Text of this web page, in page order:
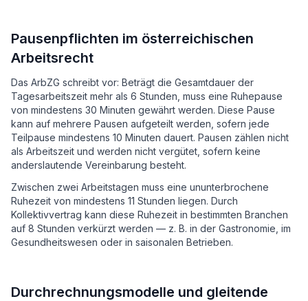
Pausenpflichten im österreichischen
Arbeitsrecht
Das ArbZG schreibt vor: Beträgt die Gesamtdauer der
Tagesarbeitszeit mehr als 6 Stunden, muss eine Ruhepause
von mindestens 30 Minuten gewährt werden. Diese Pause
kann auf mehrere Pausen aufgeteilt werden, sofern jede
Teilpause mindestens 10 Minuten dauert. Pausen zählen nicht
als Arbeitszeit und werden nicht vergütet, sofern keine
anderslautende Vereinbarung besteht.
Zwischen zwei Arbeitstagen muss eine ununterbrochene
Ruhezeit von mindestens 11 Stunden liegen. Durch
Kollektivvertrag kann diese Ruhezeit in bestimmten Branchen
auf 8 Stunden verkürzt werden — z. B. in der Gastronomie, im
Gesundheitswesen oder in saisonalen Betrieben.
Durchrechnungsmodelle und gleitende